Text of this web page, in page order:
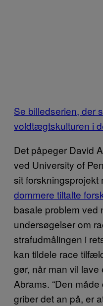
Se billedserien, der
voldtægtskulturen i
Det påpeger David
ved University of
sit forskningsprojekt
dommere tiltalte
basale problem
undersøgelser om
strafudmålingen i
kan tildele race
gør, når man vil
Abrams. “Den
griber det an på, er